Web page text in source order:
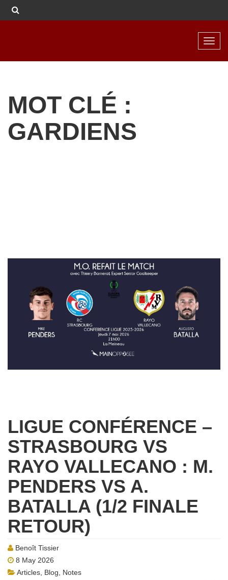
MOT CLÉ :
GARDIENS
LIGUE CONFÉRENCE –
STRASBOURG VS
RAYO VALLECANO : M.
PENDERS VS A.
BATALLA (1/2 FINALE
RETOUR)
Benoît Tissier
8 May 2026
Articles Blog
Notes